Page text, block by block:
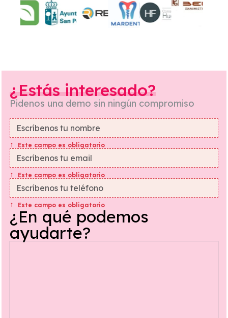
¿Estás interesado?
Pidenos una demo sin ningún compromiso
Este campo es obligatorio
Este campo es obligatorio
Este campo es obligatorio
¿En qué podemos
ayudarte?